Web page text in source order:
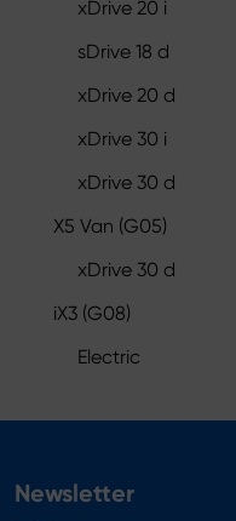
xDrive 20 i
sDrive 18 d
xDrive 20 d
xDrive 30 i
xDrive 30 d
X5 Van (G05)
xDrive 30 d
iX3 (G08)
Electric
Newsletter